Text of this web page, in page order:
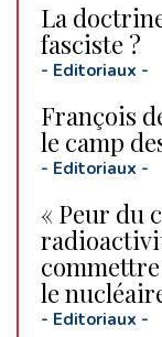
La
fasciste ?
- Editoriaux -
François
le camp
- Editoriaux -
« Peur du
le
- Editoriaux -